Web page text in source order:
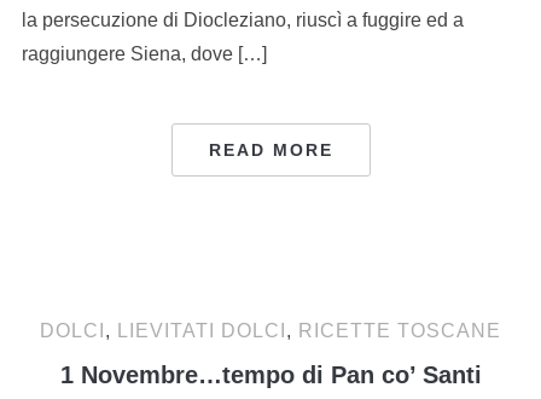
la persecuzione di Diocleziano, riuscì a fuggire ed a
raggiungere Siena, dove […]
READ MORE
DOLCI , LIEVITATI DOLCI , RICETTE TOSCANE
1 Novembre…tempo di Pan co’ Santi